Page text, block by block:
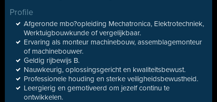
Profile
Afgeronde mbo?opleiding Mechatronica, Elektrotechniek,
Werktuigbouwkunde of vergelijkbaar.
Ervaring als monteur machinebouw, assemblagemonteur
of machinebouwer.
Geldig rijbewijs B.
Nauwkeurig, oplossingsgericht en kwaliteitsbewust.
Professionele houding en sterke veiligheidsbewustheid.
Leergierig en gemotiveerd om jezelf continu te
ontwikkelen.